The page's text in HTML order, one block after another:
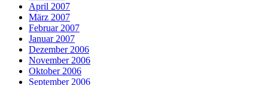
April 2007
März 2007
Februar 2007
Januar 2007
Dezember 2006
November 2006
Oktober 2006
September 2006